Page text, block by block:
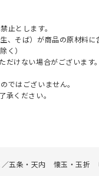
止とします。
そば）が商品の原材料
く）
けない場合がございます。
ではございません。
ください。
五条・天内 懐玉・玉折